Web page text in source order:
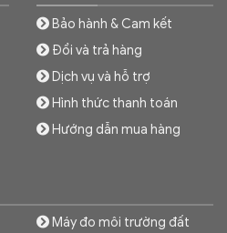
Bảo hành & Cam kết
Đổi và trả hàng
Dịch vụ và hỗ trợ
Hình thức thanh toán
Hướng dẫn mua hàng
Máy đo môi trường đất